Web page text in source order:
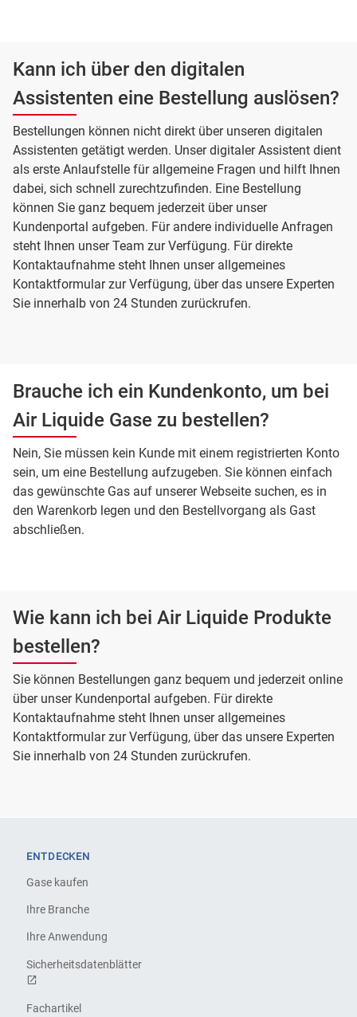
Kann ich über den digitalen
Assistenten eine Bestellung auslösen?
Bestellungen können nicht direkt über unseren digitalen
Assistenten getätigt werden. Unser digitaler Assistent dient
als erste Anlaufstelle für allgemeine Fragen und hilft Ihnen
dabei, sich schnell zurechtzufinden. Eine Bestellung
können Sie ganz bequem jederzeit über unser
Kundenportal aufgeben. Für andere individuelle Anfragen
steht Ihnen unser Team zur Verfügung. Für direkte
Kontaktaufnahme steht Ihnen unser allgemeines
Kontaktformular zur Verfügung, über das unsere Experten
Sie innerhalb von 24 Stunden zurückrufen.
Brauche ich ein Kundenkonto, um bei
Air Liquide Gase zu bestellen?
Nein, Sie müssen kein Kunde mit einem registrierten Konto
sein, um eine Bestellung aufzugeben. Sie können einfach
das gewünschte Gas auf unserer Webseite suchen, es in
den Warenkorb legen und den Bestellvorgang als Gast
abschließen.
Wie kann ich bei Air Liquide Produkte
bestellen?
Sie können Bestellungen ganz bequem und jederzeit online
über unser Kundenportal aufgeben. Für direkte
Kontaktaufnahme steht Ihnen unser allgemeines
Kontaktformular zur Verfügung, über das unsere Experten
Sie innerhalb von 24 Stunden zurückrufen.
ENTDECKEN
Gase kaufen
Ihre Branche
Ihre Anwendung
Sicherheitsdatenblätter
Fachartikel